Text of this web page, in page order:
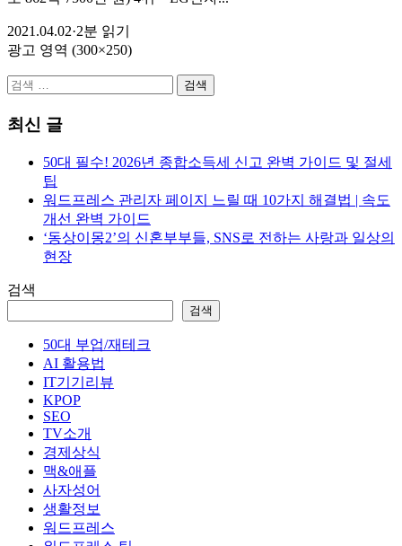
2021.04.02·2분 읽기
광고 영역 (300×250)
검
최신 글
50대 필수! 2026년 종합소득세 신고 완벽 가이드 및 절세
팁
워드프레스 관리자 페이지 느릴 때 10가지 해결법 | 속도
개선 완벽 가이드
‘동상이몽2’의 신혼부부들, SNS로 전하는 사랑과 일상의
현장
검색
검색
50대 부업/재테크
AI 활용법
IT기기리뷰
KPOP
SEO
TV소개
경제상식
맥&애플
사자성어
생활정보
워드프레스